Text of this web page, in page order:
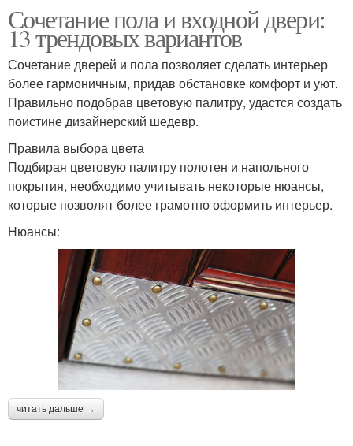
Сочетание пола и входной двери:
13 трендовых вариантов
Сочетание дверей и пола позволяет сделать интерьер
более гармоничным, придав обстановке комфорт и уют.
Правильно подобрав цветовую палитру, удастся создать
поистине дизайнерский шедевр.
Правила выбора цвета
Подбирая цветовую палитру полотен и напольного
покрытия, необходимо учитывать некоторые нюансы,
которые позволят более грамотно оформить интерьер.
Нюансы:
читать дальше →